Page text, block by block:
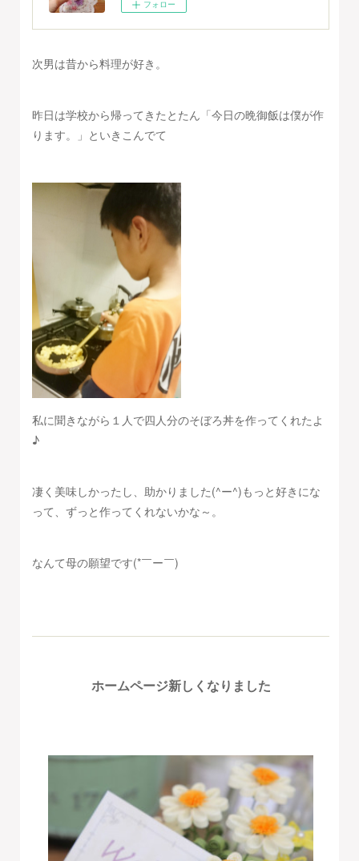
フォロー
次男は昔から料理が好き。
昨日は学校から帰ってきたとたん「今日の晩御飯は僕が作
ります。」といきこんでて
私に聞きながら１人で四人分のそぼろ丼を作ってくれたよ
♪
凄く美味しかったし、助かりました(^ー^)もっと好きにな
って、ずっと作ってくれないかな～。
なんて母の願望です(*￣ー￣)
ホームページ新しくなりました